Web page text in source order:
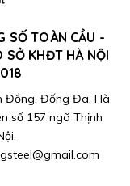
SỐ TOÀN CẦU -
KHĐT HÀ NỘI
Đồng, Đống Đa, Hà
số 157 ngõ Thịnh